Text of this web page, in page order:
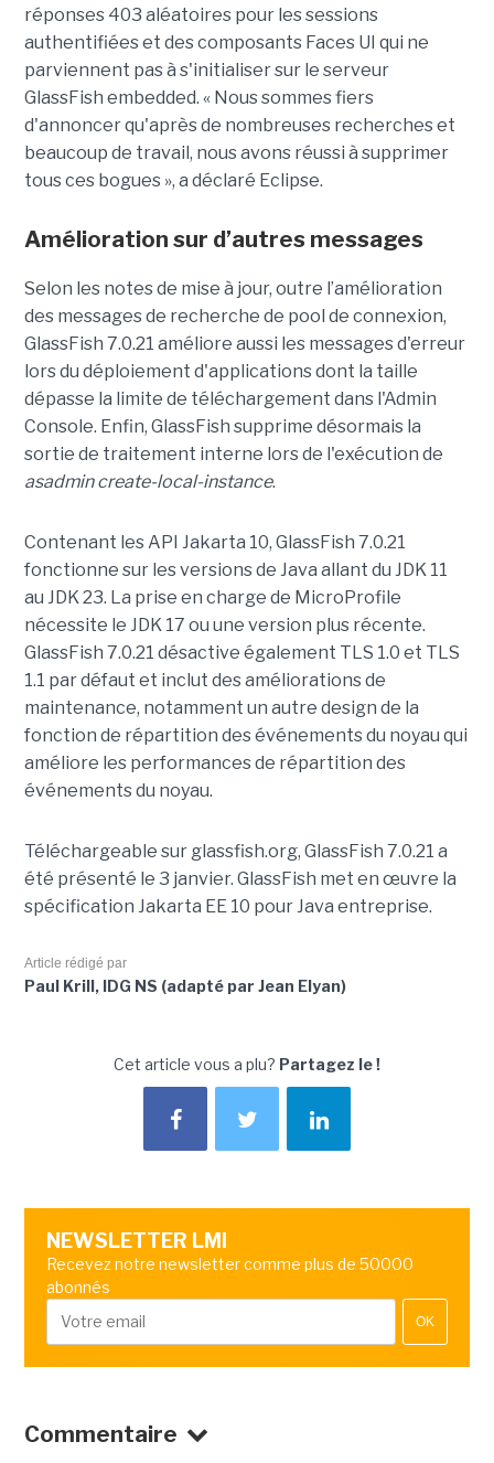
réponses 403 aléatoires pour les sessions
authentifiées et des composants Faces UI qui ne
parviennent pas à s'initialiser sur le serveur
GlassFish embedded. « Nous sommes fiers
d'annoncer qu'après de nombreuses recherches et
beaucoup de travail, nous avons réussi à supprimer
tous ces bogues », a déclaré Eclipse.
Amélioration sur d’autres messages
Selon les notes de mise à jour, outre l’amélioration
des messages de recherche de pool de connexion,
GlassFish 7.0.21 améliore aussi les messages d'erreur
lors du déploiement d'applications dont la taille
dépasse la limite de téléchargement dans l'Admin
Console. Enfin, GlassFish supprime désormais la
sortie de traitement interne lors de l'exécution de
asadmin create-local-instance.
Contenant les API Jakarta 10, GlassFish 7.0.21
fonctionne sur les versions de Java allant du JDK 11
au JDK 23. La prise en charge de MicroProfile
nécessite le JDK 17 ou une version plus récente.
GlassFish 7.0.21 désactive également TLS 1.0 et TLS
1.1 par défaut et inclut des améliorations de
maintenance, notamment un autre design de la
fonction de répartition des événements du noyau qui
améliore les performances de répartition des
événements du noyau.
Téléchargeable sur glassfish.org, GlassFish 7.0.21 a
été présenté le 3 janvier. GlassFish met en œuvre la
spécification Jakarta EE 10 pour Java entreprise.
Article rédigé par
Paul Krill, IDG NS (adapté par Jean Elyan)
Cet article vous a plu? Partagez le !
NEWSLETTER LMI
Recevez notre newsletter comme plus de 50000
abonnés
OK
Commentaire